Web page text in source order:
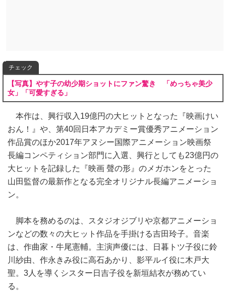
チェック
【写真】やす子の幼少期ショットにファン驚き 「めっちゃ美少
女」「可愛すぎる」
本作は、興行収入19億円の大ヒットとなった『映画けい
おん！』や、第40回日本アカデミー賞優秀アニメーション
作品賞のほか2017年アヌシー国際アニメーション映画祭
長編コンペティション部門に入選、興行としても23億円の
大ヒットを記録した『映画 聲の形』のメガホンをとった
山田監督の最新作となる完全オリジナル長編アニメーショ
ン。
脚本を務めるのは、スタジオジブリや京都アニメーショ
ンなどの数々の大ヒット作品を手掛ける吉田玲子。音楽
は、作曲家・牛尾憲輔。主演声優には、日暮トツ子役に鈴
川紗由、作永きみ役に高石あかり、影平ルイ役に木戸大
聖。3人を導くシスター日吉子役を新垣結衣が務めてい
る。